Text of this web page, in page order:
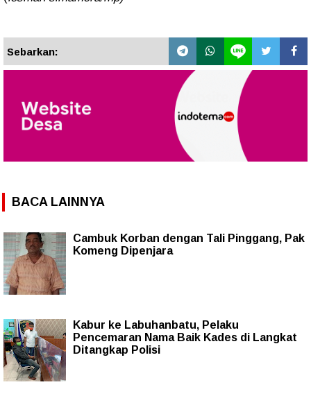
Sebarkan:
BACA LAINNYA
Cambuk Korban dengan Tali Pinggang, Pak
Komeng Dipenjara
Kabur ke Labuhanbatu, Pelaku
Pencemaran Nama Baik Kades di Langkat
Ditangkap Polisi